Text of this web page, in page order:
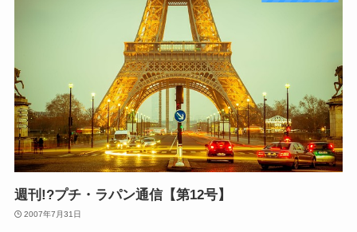
週刊!?プチ・ラパン通信【第12号】
2007年7月31日